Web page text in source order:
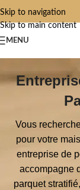
Skip to navigation
Skip to main content
MENU
Vous
pour votre
entreprise de
accompagne
parquet